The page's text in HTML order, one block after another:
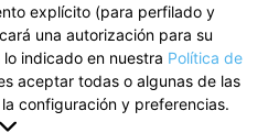
explícito (para perfilado y
una autorización para su
indicado en nuestra Política de
aceptar todas o algunas de las
configuración y preferencias.